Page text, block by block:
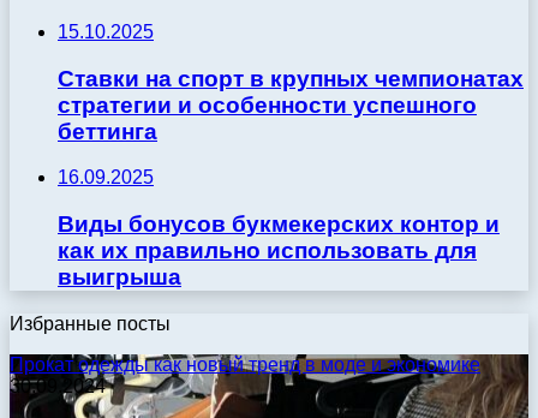
15.10.2025
Ставки на спорт в крупных чемпионатах
стратегии и особенности успешного
беттинга
16.09.2025
Виды бонусов букмекерских контор и
как их правильно использовать для
выигрыша
Избранные посты
Прокат одежды как новый тренд в моде и экономике
30.09.2024